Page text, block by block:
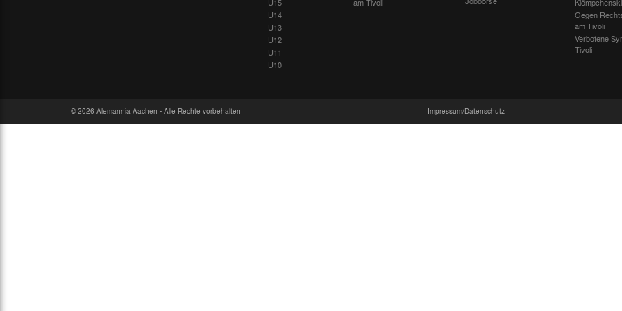
U14
U13
U12
U11
U10
Gegen
am Tivoli
Verbotene
Tivoli
© 2026 Alemannia Aachen - Alle Rechte vorbehalten Impressum/Datenschutz